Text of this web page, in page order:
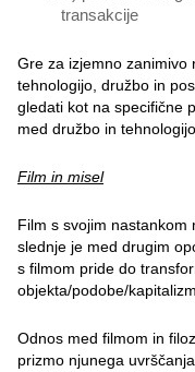
transakcije
Gre za izjemno zanimivo
tehnologijo, družbo in
gledati kot na specifične
med družbo in tehnologijo
Film in misel
Film s svojim
slednje je med drugim
s filmom pride do
objekta/podobe/
Odnos med filmom in
prizmo njunega